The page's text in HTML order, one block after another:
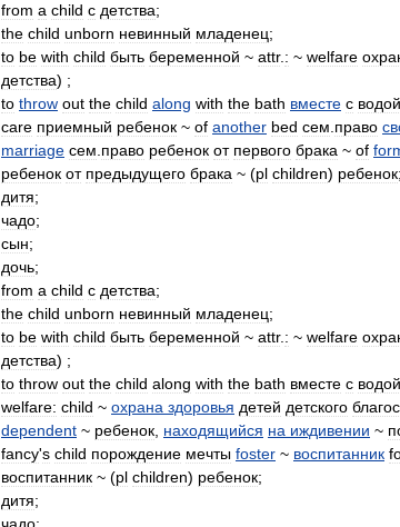
from a child с детства;
the child unborn невинный младенец;
to be with child быть беременной ~ attr. : ~ welfare
детства) ;
to throw out the child along with the bath вместе с водой
care приемный ребенок ~ of another bed сем право
marriage сем право ребенок от первого брака ~ of
ребенок от предыдущего брака ~ (pl children) ребенок;
дитя;
чадо;
сын;
дочь;
from a child с детства;
the child unborn невинный младенец;
to be with child быть беременной ~ attr. : ~ welfare
детства) ;
to throw out the child along with the bath вместе с водой
welfare: child ~ охрана здоровья детей детского
dependent ~ ребенок находящийся на иждивении ~
fancy's child порождение мечты foster ~ воспитанник
воспитанник ~ (pl children) ребенок;
дитя;